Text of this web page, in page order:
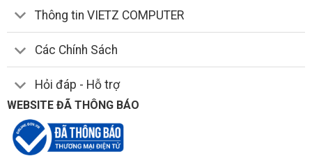
Thông tin VIETZ COMPUTER
Các Chính Sách
Hỏi đáp - Hỗ trợ
WEBSITE ĐÃ THÔNG BÁO